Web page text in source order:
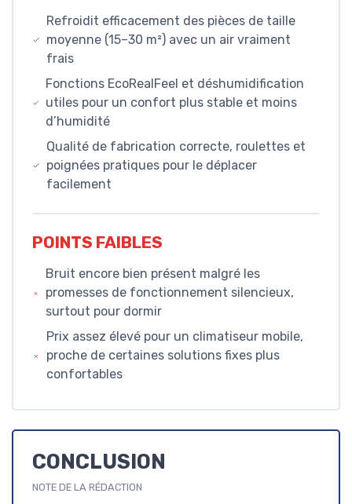
Refroidit efficacement des pièces de taille
moyenne (15–30 m²) avec un air vraiment
frais
Fonctions EcoRealFeel et déshumidification
utiles pour un confort plus stable et moins
d’humidité
Qualité de fabrication correcte, roulettes et
poignées pratiques pour le déplacer
facilement
POINTS FAIBLES
Bruit encore bien présent malgré les
promesses de fonctionnement silencieux,
surtout pour dormir
Prix assez élevé pour un climatiseur mobile,
proche de certaines solutions fixes plus
confortables
CONCLUSION
NOTE DE LA RÉDACTION